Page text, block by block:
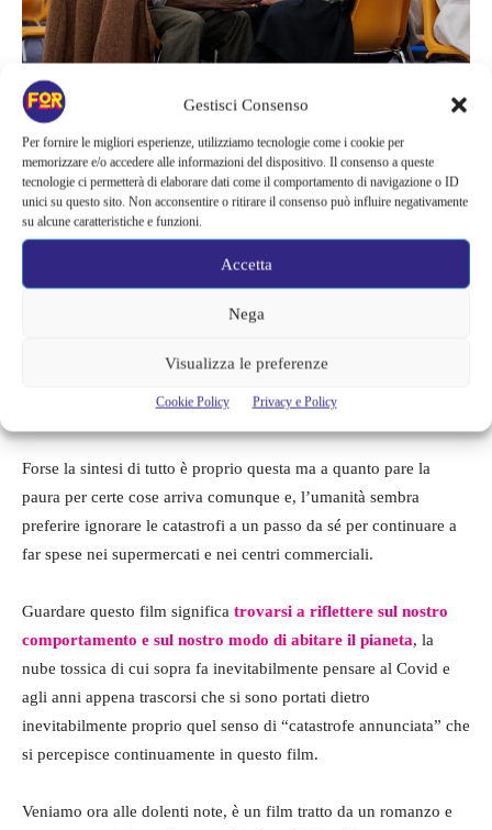
Gestisci Consenso
Per fornire le migliori esperienze, utilizziamo tecnologie come i cookie per
memorizzare e/o accedere alle informazioni del dispositivo. Il consenso a queste
tecnologie ci permetterà di elaborare dati come il comportamento di navigazione o ID
unici su questo sito. Non acconsentire o ritirare il consenso può influire negativamente
su alcune caratteristiche e funzioni.
Accetta
Nega
Visualizza le preferenze
Cookie Policy Privacy e Policy
E veniamo quindi al cuore di tutto, in questo film si parla di
paura e nello specifico della paura di morire, quel senso di
panico e puro terrore che si prova in quei momenti di coscienza
che possono capitare a tutti e che si manifestano nei modi e nei
momenti più disparati: la presa di coscienza che siamo mortali,
che prima o poi tutto finisce, anche noi.
È tutto qui, ogni azione e perfino il non agire dei personaggi
ruota intorno a questa cosa, infatti
Jack (Driver)
godersi i giorni senza meta”.
Forse la sintesi di tutto è proprio questa ma a quanto pare la
paura per certe cose arriva comunque e, l’umanità sembra
preferire ignorare le catastrofi a un passo da sé per continuare a
far spese nei supermercati e nei centri commerciali.
Guardare questo film significa trovarsi a riflettere sul nostro
comportamento e sul nostro modo di abitare il pianeta, la
nube tossica di cui sopra fa inevitabilmente pensare al Covid e
agli anni appena trascorsi che si sono portati dietro
inevitabilmente proprio quel senso di “catastrofe annunciata” che
si percepisce continuamente in questo film.
Veniamo ora alle dolenti note, è un film tratto da un romanzo e